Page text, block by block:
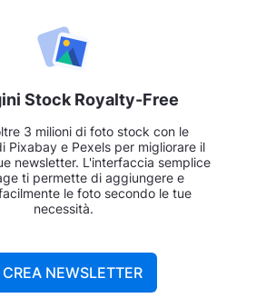
Stock Royalty-Free
3 milioni di foto stock con le
Pixabay e Pexels per migliorare il
newsletter. L'interfaccia semplice
ti permette di aggiungere e
le foto secondo le tue
necessità.
CREA NEWSLETTER